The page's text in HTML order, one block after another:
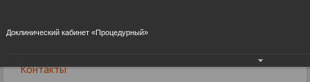
Видеогалерея
Контакты
Доклинический кабинет «Процедурный»